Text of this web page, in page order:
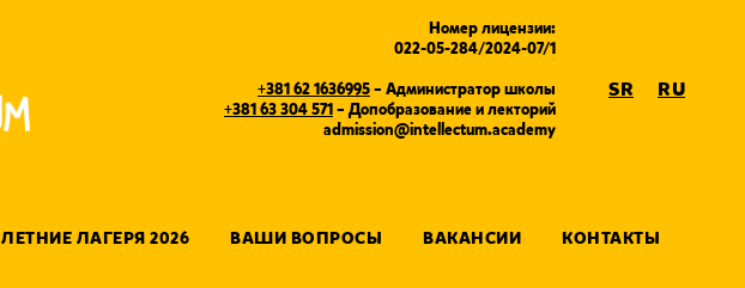
Номер лицензии:
022-05-284/2024-07/1
+381 62 1636995– Администратор школы
+381 63 304 571– Допобразование и лекторий
admission@intellectum.academy
SR RU
ЛЕТНИЕ ЛАГЕРЯ 2026 ВАШИ ВОПРОСЫ ВАКАНСИИ КОНТАКТЫ